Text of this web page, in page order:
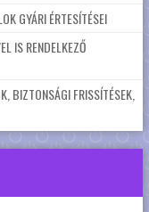
GYÁRI ÉRTESÍTÉSEI
IS RENDELKEZŐ
BIZTONSÁGI FRISSÍTÉSEK,